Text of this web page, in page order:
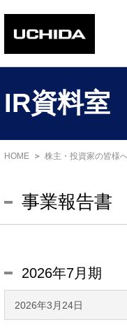
IR資料室
HOME 株主・投資家の皆様
事業報告書
2026年7月期
2026年3月24日